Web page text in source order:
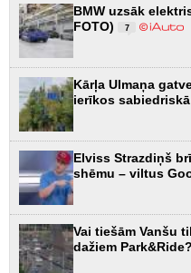
BMW uzsāk
FOTO)
7
Kārļa Ulmaņa
ierīkos
Elviss Strazdiņš
shēmu – viltus
Vai tiešām Vanšu
dažiem